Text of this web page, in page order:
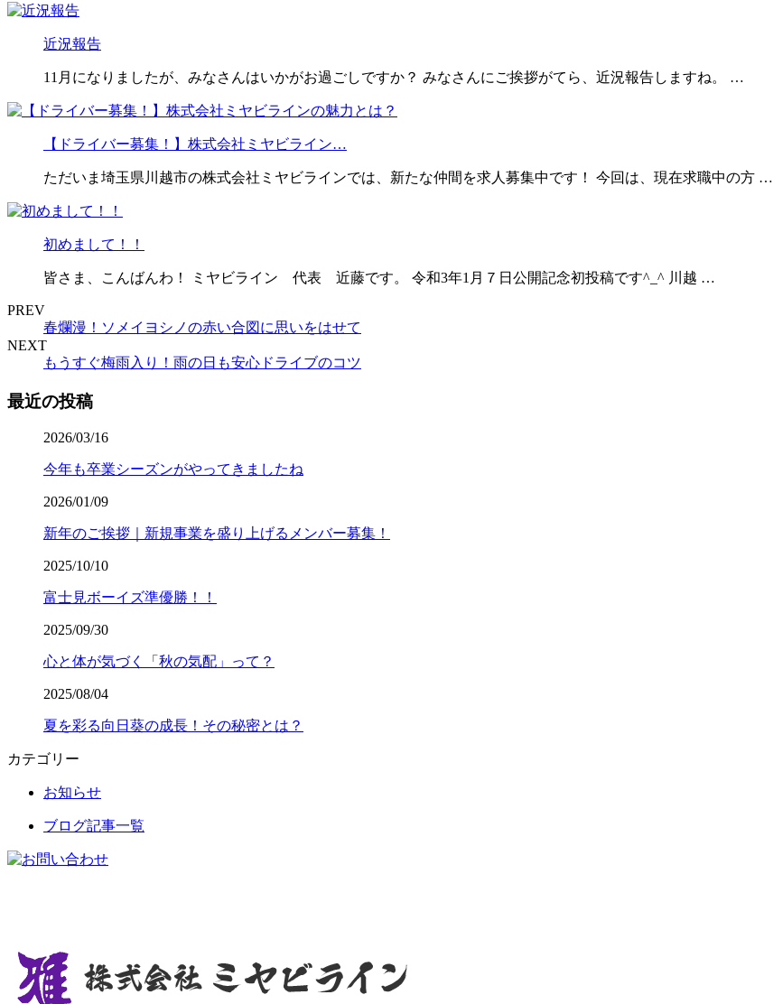
近況報告
11月になりましたが、みなさんはいかがお過ごしですか？ みなさんにご挨拶がてら、近況報告しますね。 …
【ドライバー募集！】株式会社ミヤビライン…
ただいま埼玉県川越市の株式会社ミヤビラインでは、新たな仲間を求人募集中です！ 今回は、現在求職中の方 …
初めまして！！
皆さま、こんばんわ！ ミヤビライン 代表 近藤です。 令和3年1月７日公開記念初投稿です^_^ 川越 …
PREV
春爛漫！ソメイヨシノの赤い合図に思いをはせて
NEXT
もうすぐ梅雨入り！雨の日も安心ドライブのコツ
最近の投稿
2026/03/16
今年も卒業シーズンがやってきましたね
2026/01/09
新年のご挨拶｜新規事業を盛り上げるメンバー募集！
2025/10/10
富士見ボーイズ準優勝！！
2025/09/30
心と体が気づく「秋の気配」って？
2025/08/04
夏を彩る向日葵の成長！その秘密とは？
カテゴリー
お知らせ
ブログ記事一覧